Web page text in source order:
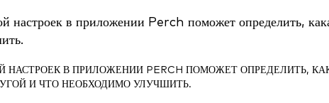
В ПРИЛОЖЕНИИ PERCH ПОМОЖЕТ ОПРЕДЕЛИТЬ,
И ЧТО НЕОБХОДИМО УЛУЧШИТЬ.